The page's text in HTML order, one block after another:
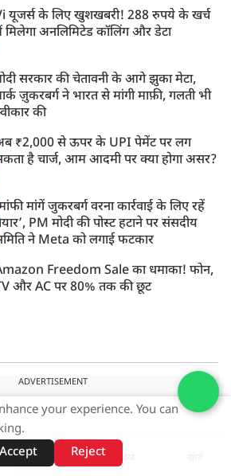
यूजर्स के लिए खुशखबरी! 288 रुपये के खर्च
मिलेगा अनलिमिटेड कॉलिंग और डेटा
सरकार की चेतावनी के आगे झुका मेटा,
ज़ुकरबर्ग ने भारत से मांगी माफ़ी, गलती भी
की
₹2,000 से ऊपर के UPI पेमेंट पर लग
है चार्ज, आम आदमी पर क्या होगा असर?
मांगें जुकरबर्ग वरना कार्रवाई के लिए रहें
PM मोदी की पोस्ट हटाने पर संसदीय
ने Meta को लगाई फटकार
Freedom Sale का धमाका! फोन,
और AC पर 80% तक की छूट
ADVERTISEMENT
your experience. You can
Accept
Reject